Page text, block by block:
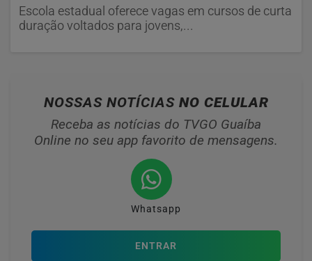
Escola estadual oferece vagas em cursos de curta
duração voltados para jovens,...
NOSSAS NOTÍCIAS NO CELULAR
Receba as notícias do TVGO Guaíba
Online no seu app favorito de mensagens.
Whatsapp
ENTRAR